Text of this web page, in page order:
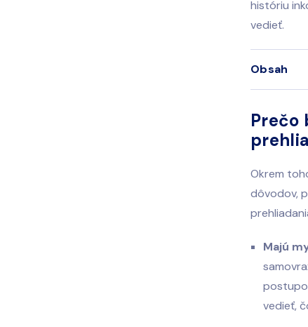
históriu
vedieť.
Obsah
Prečo
Okrem
dôvodov,
Majú
vedieť,